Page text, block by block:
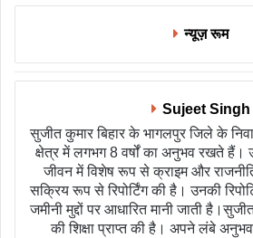
न्यूज़ रूम
Sujeet Singh
सुजीत कुमार बिहार के भागलपुर जिले के
क्षेत्र में लगभग 8 वर्षों का अनुभव रखते हैं।
जीवन में विशेष रूप से क्राइम और
सक्रिय रूप से रिपोर्टिंग की है। उनकी
जमीनी मुद्दों पर आधारित मानी जाती
की शिक्षा प्राप्त की है। अपने लंबे